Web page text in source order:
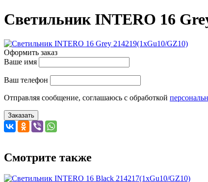
Светильник INTERO 16
Оформить заказ
Ваше имя
Ваш телефон
Отправляя сообщение, соглашаюсь с обработкой
Заказать
Смотрите также